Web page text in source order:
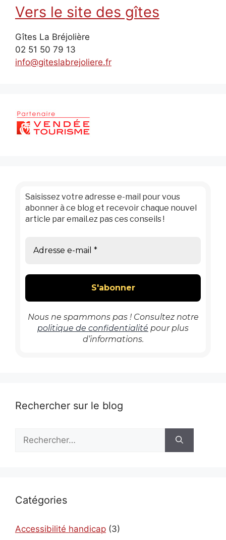
Vers le site des gîtes
Gîtes La Bréjolière
02 51 50 79 13
info@giteslabrejoliere.fr
Saisissez votre adresse e-mail pour vous
abonner à ce blog et recevoir chaque nouvel
article par email.ez pas ces conseils !
Nous ne spammons pas ! Consultez notre
politique de confidentialité pour plus
d’informations.
Rechercher sur le blog
Catégories
Accessibilité handicap (3)